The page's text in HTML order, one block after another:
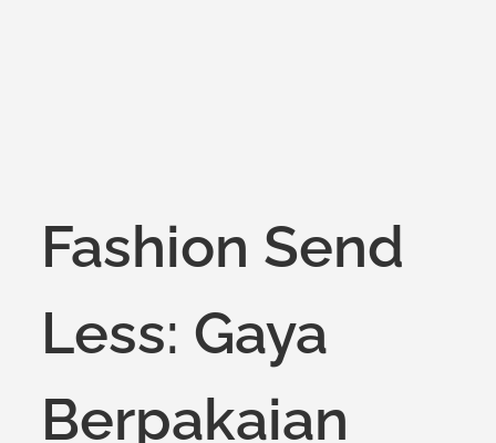
Fashion Send
Less: Gaya
Berpakaian